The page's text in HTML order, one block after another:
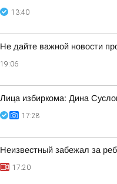
13:40
Не дайте важной новости
19:06
Лица избиркома: Дина
17:28
Неизвестный забежал за
17:20